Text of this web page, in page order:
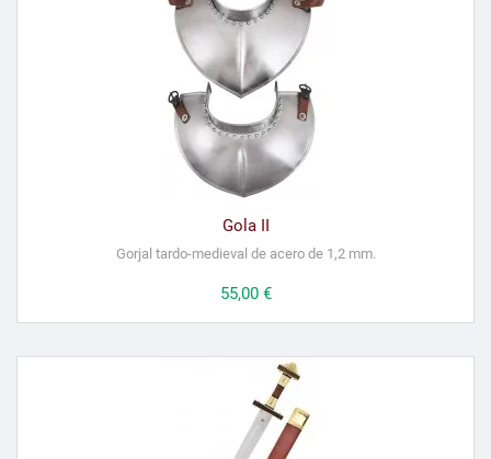
Gola II
Gorjal tardo-medieval de acero de 1,2 mm.
Precio
55,00 €